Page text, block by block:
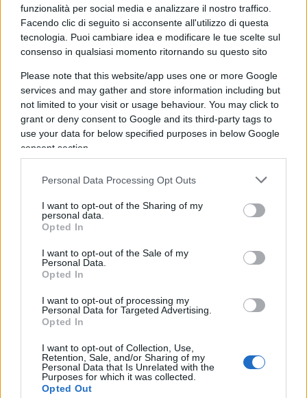
funzionalità per social media e analizzare il nostro traffico.
Facendo clic di seguito si acconsente all'utilizzo di questa
tecnologia. Puoi cambiare idea e modificare le tue scelte sul
consenso in qualsiasi momento ritornando su questo sito
Please note that this website/app uses one or more Google
services and may gather and store information including but
not limited to your visit or usage behaviour. You may click to
grant or deny consent to Google and its third-party tags to
use your data for below specified purposes in below Google
consent section.
Personal Data Processing Opt Outs
I want to opt-out of the Sharing of my
personal data.
Opted In
I want to opt-out of the Sale of my
Personal Data.
Opted In
I want to opt-out of processing my
Personal Data for Targeted Advertising.
Opted In
I want to opt-out of Collection, Use,
Retention, Sale, and/or Sharing of my
Personal Data that Is Unrelated with the
Purposes for which it was collected.
Opted Out
La presa di posizione, che riguarda
prevalentemente – ma non solo – la piazza di
Milano, arriva mentre il movimento è investito da
scorsi la Digos ha eseguito perquisizioni nei
confronti di sei militanti, tra cui un minorenne. Le
accuse ipotizzate sono gravi: “associazione con
finalità di terrorismo, anche internazionale, o di
eversione dell’ordine democratico”. Secondo gli
inquirenti, attività di propaganda online avrebbero
Brigate Rosse e le Nuove Brigate Rosse. Tra gli
indagati figurano anche esponenti della direzione
nazionale del movimento, tra cui
Paolo Babini,
Igor Papaleo e Marco Coppola.
19 marzo scorso, alla Camera, una parte della
dirigenza del Movimento 5 Stelle ha partecipato a
un’iniziativa dal titolo “Per un governo che attui la